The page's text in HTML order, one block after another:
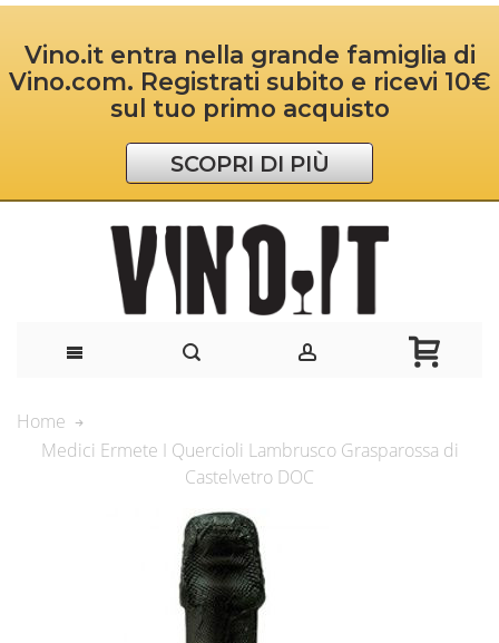
Vino.it entra nella grande famiglia di
Vino.com. Registrati subito e ricevi 10€
sul tuo primo acquisto
SCOPRI DI PIÙ
Home
Medici Ermete I Quercioli Lambrusco Grasparossa di
Castelvetro DOC